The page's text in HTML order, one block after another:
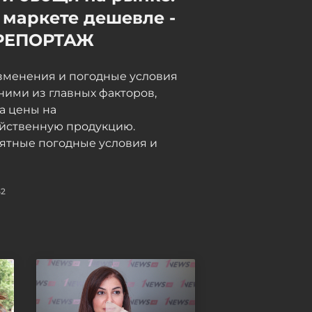
дальнобойщики в Грузии
неделями не могут пройти
таможню, в МИД направлен
ОБНОВЛЕНО
06 / 08 / 2026, 18:15
дешевле -
и погодные условия
из главных факторов,
цены на
продукцию.
погодные условия и